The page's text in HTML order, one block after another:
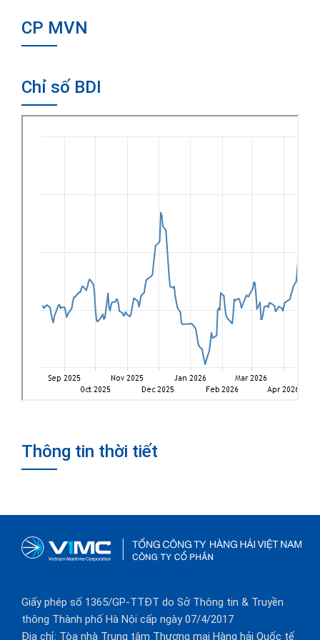
CP MVN
Chỉ số BDI
Thông tin thời tiết
Giấy phép số 1365/GP-TTĐT do Sở Thông tin & Truyền
thông Thành phố Hà Nội cấp ngày 07/4/2017
Địa chỉ: Tòa nhà Trung tâm Thương mại Hàng hải Quốc tế